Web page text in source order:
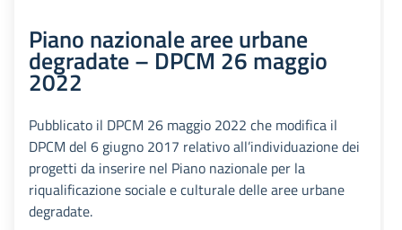
Piano nazionale aree urbane
degradate – DPCM 26 maggio
2022
Pubblicato il DPCM 26 maggio 2022 che modifica il
DPCM del 6 giugno 2017 relativo all’individuazione dei
progetti da inserire nel Piano nazionale per la
riqualificazione sociale e culturale delle aree urbane
degradate.